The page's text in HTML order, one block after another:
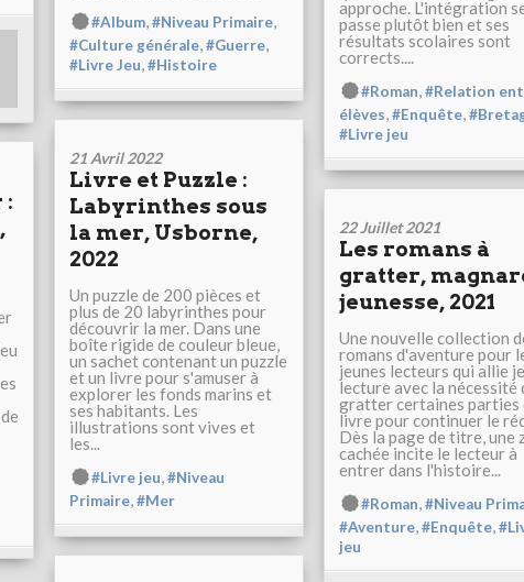
#Album #Niveau Primaire
#Culture générale,#Guerre,
#Livre Jeu,#Histoire
approche. L'intégration
passe plutôt bien et ses
résultats scolaires sont
corrects....
#Roman #Relation
élèves,#Enquête,
#Livre jeu
21 Avril 2022
Livre et Puzzle :
Labyrinthes sous
la mer, Usborne,
2022
Un puzzle de 200 pièces et
plus de 20 labyrinthes pour
découvrir la mer. Dans une
boîte rigide de couleur bleue,
un sachet contenant un puzzle
et un livre pour s'amuser à
explorer les fonds marins et
ses habitants. Les
illustrations sont vives et
les...
#Livre jeu #Niveau
Primaire,#Mer
:
22 Juillet 2021
Les romans à
gratter,
jeunesse, 2021
Une nouvelle collection
romans d'aventure pour
jeunes lecteurs qui allie
lecture avec la nécessité
gratter certaines parties
livre pour continuer le
Dès la page de titre, une
cachée incite le lecteur à
entrer dans l'histoire...
#Roman #Niveau
#Aventure,#Enquête,
jeu